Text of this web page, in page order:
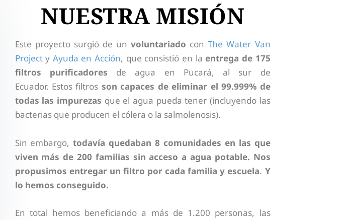
NUESTRA MISIÓN
Este proyecto surgió de unvoluntariado conThe Water Van
Projecty Ayuda en Acción, que consistió en la entrega de 175
filtros purificadores de agua en Pucará, al sur de
Ecuador. Estos filtros son capaces de eliminar el 99.999% de
todas las impurezas que el agua pueda tener (incluyendo las
bacterias que producen el cólera o la salmolenosis).
Sin embargo,todavía quedaban 8 comunidades en las que
viven más de 200 familias sin acceso a agua potable. Nos
propusimos entregar un filtro por cada familia y escuela. Y
lo hemos conseguido.
En total hemos beneficiando a más de 1.200 personas, las